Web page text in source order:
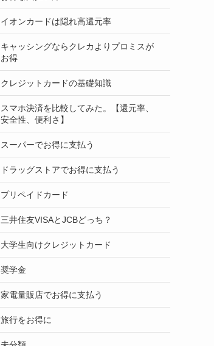
イオンカードは隠れ高還元率
キャッシングならクレカよりプロミスが
お得
クレジットカードの基礎知識
スマホ決済を比較してみた。【還元率、
安全性、便利さ】
スーパーでお得に支払う
ドラッグストアでお得に支払う
プリペイドカード
三井住友VISAとJCBどっち？
大学生向けクレジットカード
奨学金
家電量販店でお得に支払う
旅行をお得に